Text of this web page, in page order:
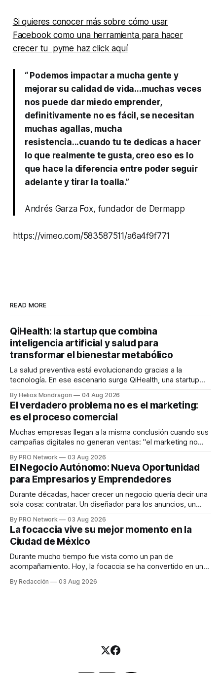
Si quieres conocer más sobre cómo usar
Facebook como una herramienta para hacer
crecer tu pyme haz click aquí
“ Podemos impactar a mucha gente y
mejorar su calidad de vida...muchas veces
nos puede dar miedo emprender,
definitivamente no es fácil, se necesitan
muchas agallas, mucha
resistencia...cuando tu te dedicas a hacer
lo que realmente te gusta, creo eso es lo
que hace la diferencia entre poder seguir
adelante y tirar la toalla.”
Andrés Garza Fox, fundador de Dermapp
https://vimeo.com/583587511/a6a4f9f771
READ MORE
QiHealth: la startup que combina
inteligencia artificial y salud para
transformar el bienestar metabólico
La salud preventiva está evolucionando gracias a la
tecnología. En ese escenario surge QiHealth, una startup
dispositivos inteligentes, inteligencia artificial y monitoreo
en tiempo real para ayudar a las personas a tomar mejores
decisiones sobre su salud metabólica. Su propuesta busca
responder
By Helios Mondragon 04 Aug 2026
El verdadero problema no es el marketing:
es el proceso comercial
Muchas empresas llegan a la misma conclusión cuando sus
campañas digitales no generan ventas: "el marketing no
INTERIUS, el problema suele estar en otro lugar. Durante
una entrevista para el podcast SER PRO, el especialista en
marketing digital explicó que
By PRO Network 03 Aug 2026
El Negocio Autónomo: Nueva Oportunidad
para Empresarios y Emprendedores
Durante décadas, hacer crecer un negocio quería decir una
sola cosa: contratar. Un diseñador para los anuncios, un
para los textos, alguien que supiera de publicidad digital
para encontrar prospectos, un vendedor para atender
llamadas y mensajes, y —con suerte— una persona
By PRO Network 03 Aug 2026
La focaccia vive su mejor momento en la
Ciudad de México
Durante mucho tiempo fue vista como un pan de
acompañamiento. Hoy, la focaccia se ha convertido en uno
artesanal, ingredientes de calidad y experiencias que
By Redacción 03 Aug 2026